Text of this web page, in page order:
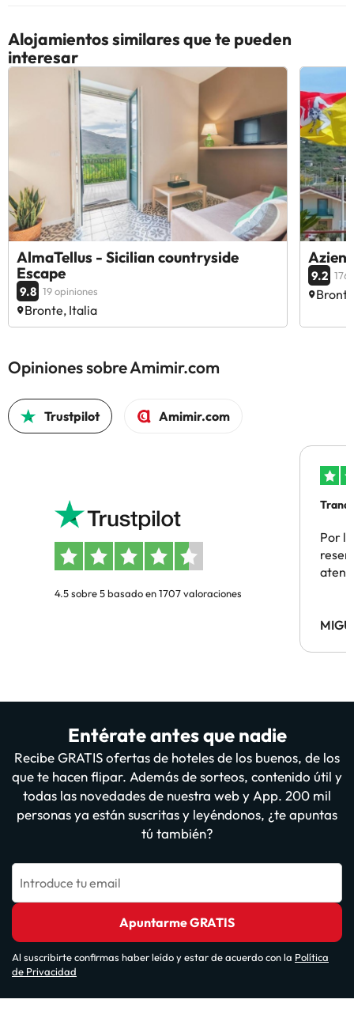
Alojamientos similares que te pueden
interesar
AlmaTellus - Sicilian countryside
Escape
9.8 19 opiniones
Bronte, Italia
9.2 176
Opiniones sobre Amimir.com
Trustpilot Amimir.com
4.5 sobre 5 basado en 1707 valoraciones
Por
Entérate antes que nadie
Recibe GRATIS ofertas de hoteles de los buenos, de los
que te hacen flipar. Además de sorteos, contenido útil y
todas las novedades de nuestra web y App. 200 mil
personas ya están suscritas y leyéndonos, ¿te apuntas
tú también?
Introduce tu email
Apuntarme GRATIS
Al suscribirte confirmas haber leído y estar de acuerdo con la Política
de Privacidad